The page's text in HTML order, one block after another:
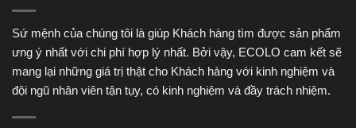
opportunities
Sứ mệnh của chúng tôi là giúp Khách hàng tìm được sản phẩm
ưng ý nhất với chi phí hợp lý nhất. Bởi vậy, ECOLO cam kết sẽ
mang lại những giá trị thật cho Khách hàng với kinh nghiệm và
đội ngũ nhân viên tận tụy, có kinh nghiệm và đầy trách nhiệm.